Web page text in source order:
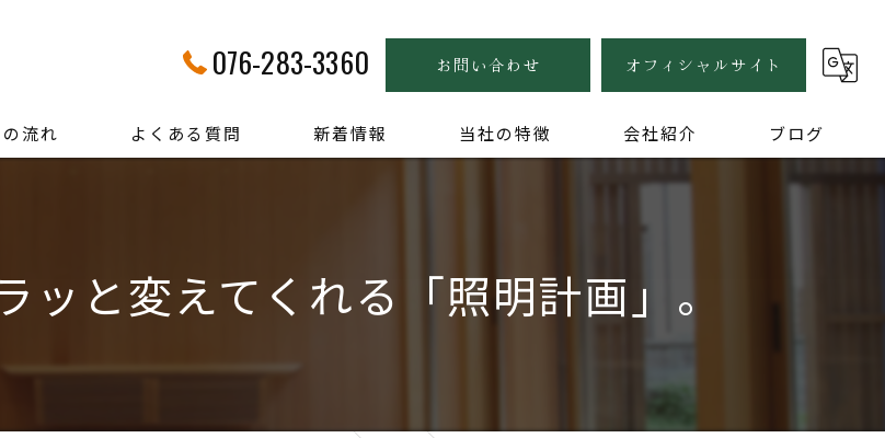
076-283-3360 お問い合わせ オフィシャルサイト
流れ よくある質問 新着情報 当社の特徴
木の家
会社紹介 ブログ
ッと変えてくれる「照明計画」。